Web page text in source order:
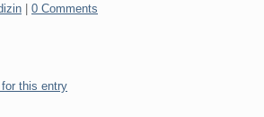
0 Comments
this entry